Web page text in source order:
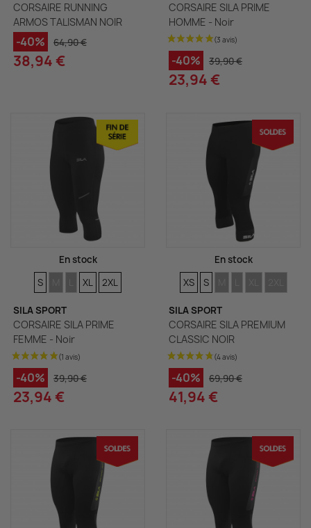
CORSAIRE RUNNING
ARMOS TALISMAN NOIR
-40% 64,90 €
38,94 €
CORSAIRE SILA PRIME
HOMME - Noir
-40% 39,90 €
23,94 €
En stock
TAILLES
S TAILLES
TAILLES
TAILLES
XL TAILLES
2XL
SILA SPORT
CORSAIRE SILA PRIME
FEMME - Noir
-40% 39,90 €
23,94 €
En stock
TAILLES
XS TAILLES
S TAILLES
TAILLES
TAILLES
TAILLES
SILA SPORT
CORSAIRE SILA PREMIUM
CLASSIC NOIR
-40% 69,90 €
41,94 €